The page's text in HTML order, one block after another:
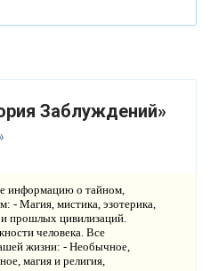
Заблуждений»
информацию о тайном,
- Магия, мистика, эзотерика,
прошлых цивилизаций.
человека. Все
жизни: - Необычное,
магия и религия,